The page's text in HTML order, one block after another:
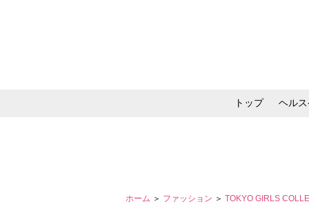
トップ ヘル
ホーム ＞ ファッション ＞ TOKYO GIRLS